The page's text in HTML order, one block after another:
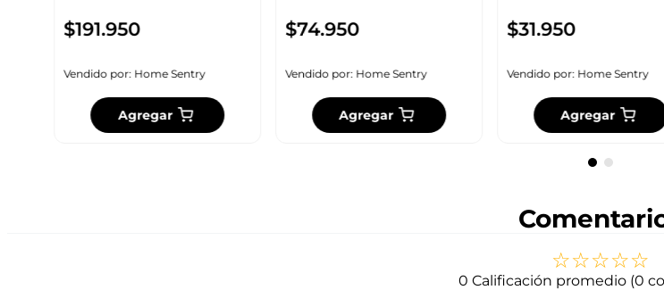
$191.950
Vendido por: Home Sentry
Agregar
$74.950
Vendido por: Home Sentry
Agregar
$31.950
Vendido por: Home Sentry
Agregar
☆☆☆☆☆
0 Calificación promedio (0